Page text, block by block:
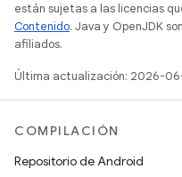
están sujetas a las licencias
Contenido. Java y OpenJDK
afiliados.
Última actualización: 2026-
COMPILACIÓN
Repositorio de Android